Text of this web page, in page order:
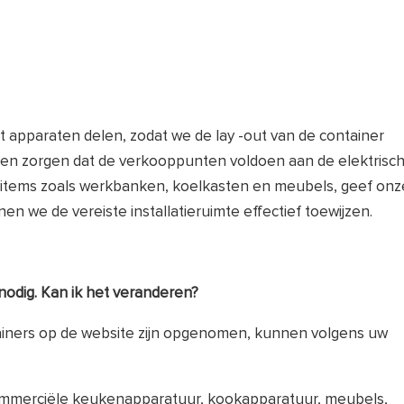
delen, zodat we de lay -out van de container
zorgen dat de verkooppunten voldoen aan de
zoals werkbanken, koelkasten en meubels, geef
we de vereiste installatieruimte effectief toewijzen.
Kan ik het veranderen?
op de website zijn opgenomen, kunnen volgens uw
keukenapparatuur, kookapparatuur, meubels,